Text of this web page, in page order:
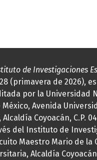
de Investigaciones
(primavera de 2026),
por la Universidad
Avenida
Coyoacán, C.P.
del Instituto de
Maestro Mario de la
Alcaldía Coyoacán,